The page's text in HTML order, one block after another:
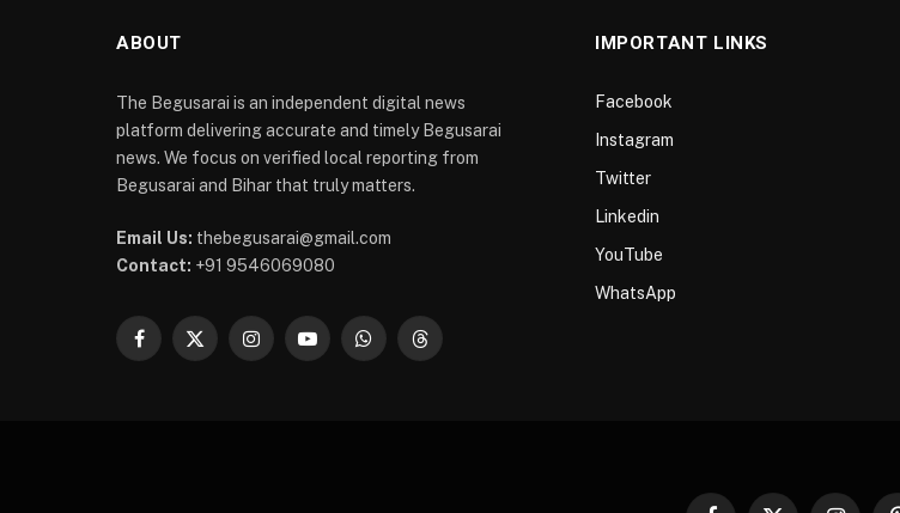
ABOUT
The Begusarai is an independent digital news
platform delivering accurate and timely Begusarai
news. We focus on verified local reporting from
Begusarai and Bihar that truly matters.
Email Us: thebegusarai@gmail.com
Contact: +91 9546069080
Facebook
X
InstagramYouTubeWhatsAppThreads
IMPORTANT LINKS
Facebook
Instagram
Twitter
Linkedin
YouTube
WhatsApp